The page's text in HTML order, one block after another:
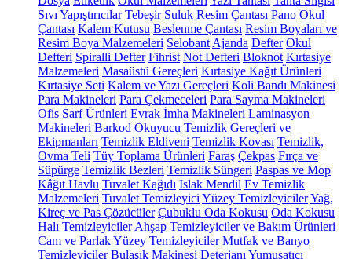
Sıvı Yapıştırıcılar Tebeşir Suluk Resim Çantası Pano Okul
Çantası Kalem Kutusu Beslenme Çantası Resim Boyaları ve
Resim Boya Malzemeleri Selobant Ajanda Defter Okul
Defteri Spiralli Defter Fihrist Not Defteri Bloknot Kırtasiye
Malzemeleri Masaüstü Gereçleri Kırtasiye Kağıt Ürünleri
Kırtasiye Seti Kalem ve Yazı Gereçleri Koli Bandı Makinesi
Para Makineleri Para Çekmeceleri Para Sayma Makineleri
Ofis Sarf Ürünleri Evrak İmha Makineleri Laminasyon
Makineleri Barkod Okuyucu Temizlik Gereçleri ve
Ekipmanları Temizlik Eldiveni Temizlik Kovası Temizlik,
Ovma Teli Tüy Toplama Ürünleri Faraş Çekpas Fırça ve
Süpürge Temizlik Bezleri Temizlik Süngeri Paspas ve Mop
Kâğıt Havlu Tuvalet Kağıdı Islak Mendil Ev Temizlik
Malzemeleri Tuvalet Temizleyici Yüzey TemizleyicilerYağ,
Kireç ve Pas Çözücüler Çubuklu Oda Kokusu Oda Kokusu
Halı Temizleyiciler Ahşap Temizleyiciler ve Bakım Ürünleri
Cam ve Parlak Yüzey Temizleyiciler Mutfak ve Banyo
Temizleyiciler Bulaşık Makinesi Deterjanı Yumuşatıcı